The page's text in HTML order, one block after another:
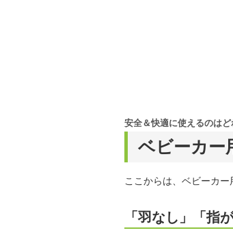
ベビーカー
安全＆快適に使えるのはど
ここからは、ベビーカー
「羽なし」「指